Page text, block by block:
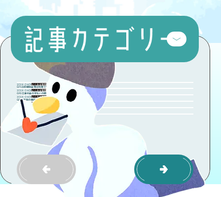
Catego
ry
2026 04.01よくある質問
Q11:公的補助金等は利用できるのでしょうか？
2026 04.01 よくある質問
Q10:工事代金の支払いの際にリフォームローンなどの利用は可能ですか？
2026 04.01 よくある質問
Q9:工事後の保証期間やアフターサービスはどのようになっていますか？
2026 04.01 よくある質問
Q8:実際の工事はどんな人がするのでしょうか？
2026 04.01 よくある質問
Q7:おおよそのリノベーション工事期間が知りたいのですが？
2026 04.01 よくある質問
Q6：生活しながらの工事は出来るのでしょうか？
1